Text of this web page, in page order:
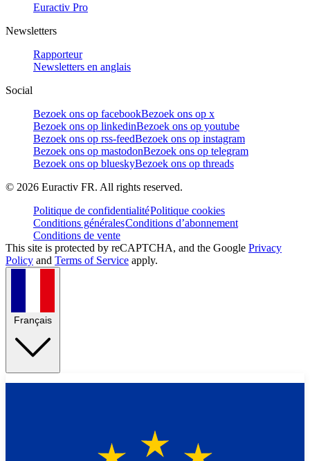
Euractiv Pro
Newsletters
Rapporteur
Newsletters en anglais
Social
Bezoek ons op facebookBezoek ons op x
Bezoek ons op linkedinBezoek ons op youtube
Bezoek ons op rss-feedBezoek ons op instagram
Bezoek ons op mastodonBezoek ons op telegram
Bezoek ons op blueskyBezoek ons op threads
© 2026 Euractiv FR. All rights reserved.
Politique de confidentialitéPolitique cookies
Conditions généralesConditions d’abonnement
Conditions de vente
This site is protected by reCAPTCHA, and the Google Privacy
Policy and Terms of Service apply.
Français